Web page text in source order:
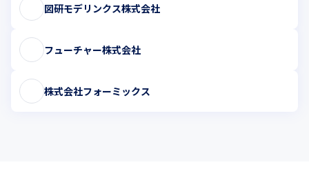
図研モデリンクス株式会社
フューチャー株式会社
株式会社フォーミックス